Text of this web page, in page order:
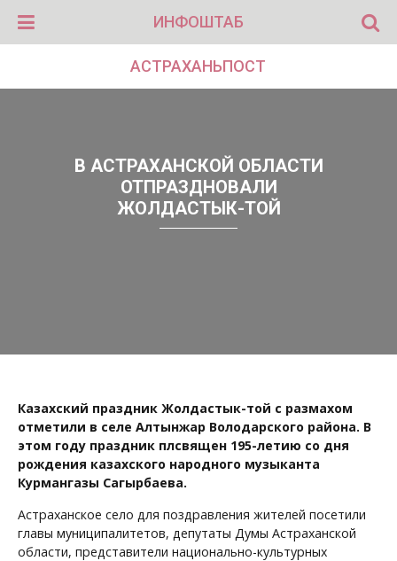
ИНФОШТАБ
АСТРАХАНЬПОСТ
В АСТРАХАНСКОЙ ОБЛАСТИ
ОТПРАЗДНОВАЛИ
ЖОЛДАСТЫК-ТОЙ
Казахский праздник Жолдастык-той с размахом
отметили в селе Алтынжар Володарского района. В
этом году праздник плсвящен 195-летию со дня
рождения казахского народного музыканта
Курмангазы Сагырбаева.
Астраханское село для поздравления жителей посетили
главы муниципалитетов, депутаты Думы Астраханской
области, представители национально-культурных